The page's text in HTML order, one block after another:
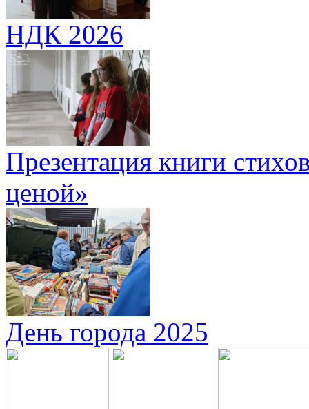
НДК 2026
Презентация книги
ценой»
День города 2025